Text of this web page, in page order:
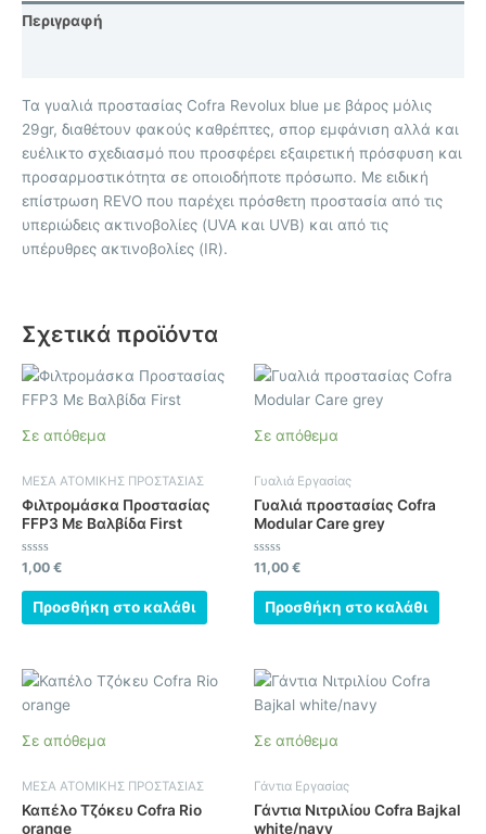
Περιγραφή
Τα γυαλιά προστασίας Cofra Revolux blue με βάρος μόλις
29gr, διαθέτουν φακούς καθρέπτες, σπορ εμφάνιση αλλά και
ευέλικτο σχεδιασμό που προσφέρει εξαιρετική πρόσφυση και
προσαρμοστικότητα σε οποιοδήποτε πρόσωπο. Με ειδική
επίστρωση REVO που παρέχει πρόσθετη προστασία από τις
υπεριώδεις ακτινοβολίες (UVA και UVB) και από τις
υπέρυθρες ακτινοβολίες (IR).
Σχετικά προϊόντα
Σε απόθεμα
ΜΕΣΑ ΑΤΟΜΙΚΗΣ ΠΡΟΣΤΑΣΙΑΣ
Φιλτρομάσκα Προστασίας
FFP3 Με Βαλβίδα First
Βαθμολογήθηκε
με
0
από
1,00 €
Προσθήκη στο καλάθι
Σε απόθεμα
Γυαλιά Εργασίας
Γυαλιά προστασίας Cofra
Modular Care grey
Βαθμολογήθηκε
0
από
11,00 €
Προσθήκη στο καλάθι
Σε απόθεμα
ΜΕΣΑ ΑΤΟΜΙΚΗΣ ΠΡΟΣΤΑΣΙΑΣ
Καπέλο Τζόκευ Cofra Rio
orange
Σε απόθεμα
Γάντια Εργασίας
Γάντια Νιτριλίου Cofra Bajkal
white/navy
Αυτό
το
έχει